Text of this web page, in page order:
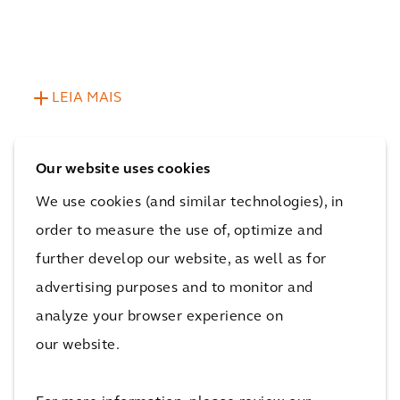
Our website uses cookies
We use cookies (and similar technologies), in
order to measure the use of, optimize and
further develop our website, as well as for
advertising purposes and to monitor and
analyze your browser experience on
our website.
LEIA MAIS
O impacto
Os inquilinos experimentam uma experiência de vida
mais agradável devido às mais recentes técnicas de